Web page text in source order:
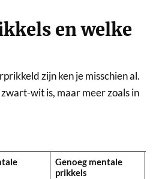
en welke
zijn ken je misschien al.
wit is, maar meer zoals in
Genoeg mentale
prikkels